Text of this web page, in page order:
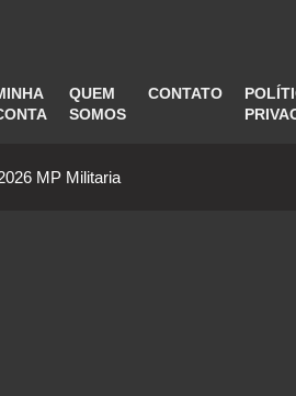
QUEM
SOMOS
CONTATO
MP Militaria